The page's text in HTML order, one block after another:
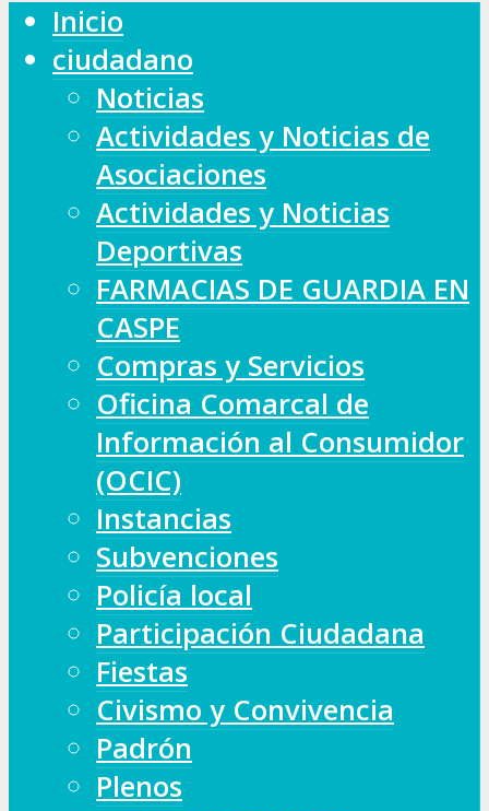
Inicio
ciudadano
Noticias
Actividades y Noticias de
Asociaciones
Actividades y Noticias
Deportivas
FARMACIAS DE GUARDIA EN
CASPE
Compras y Servicios
Oficina Comarcal de
Información al Consumidor
(OCIC)
Instancias
Subvenciones
Policía local
Participación Ciudadana
Fiestas
Civismo y Convivencia
Padrón
Plenos